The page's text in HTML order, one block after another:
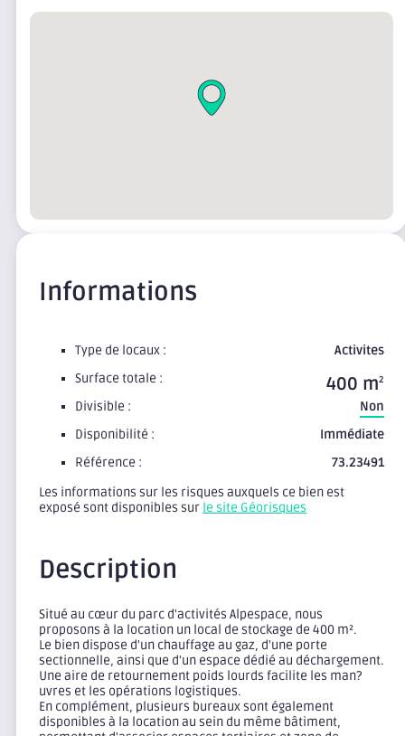
Informations
Type de locaux :
Activites
Surface totale :
400 m2
Divisible :
Non
Disponibilité :
Immédiate
Référence :
73.23491
Les informations sur les risques auxquels ce bien est
exposé sont disponibles sur le site Géorisques
Description
Situé au cœur du parc d'activités Alpespace, nous
proposons à la location un local de stockage de 400 m².
Le bien dispose d'un chauffage au gaz, d'une porte
sectionnelle, ainsi que d'un espace dédié au déchargement.
Une aire de retournement poids lourds facilite les man?
uvres et les opérations logistiques.
En complément, plusieurs bureaux sont également
disponibles à la location au sein du même bâtiment,